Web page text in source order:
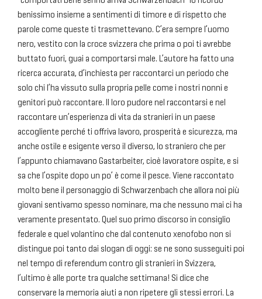
benissimo insieme a sentimenti di timore e di rispetto che
parole come queste ti trasmettevano. C’era sempre l’uomo
nero, vestito con la croce svizzera che prima o poi ti avrebbe
buttato fuori, guai a comportarsi male. L’autore ha fatto una
ricerca accurata, d’inchiesta per raccontarci un periodo che
solo chi l’ha vissuto sulla propria pelle come i nostri nonni e
genitori può raccontare. Il loro pudore nel raccontarsi e nel
raccontare un’esperienza di vita da stranieri in un paese
accogliente perché ti offriva lavoro, prosperità e sicurezza, ma
anche ostile e esigente verso il diverso, lo straniero che per
l’appunto chiamavano Gastarbeiter, cioè lavoratore ospite, e si
sa che l’ospite dopo un po’ è come il pesce. Viene raccontato
molto bene il personaggio di Schwarzenbach che allora noi più
giovani sentivamo spesso nominare, ma che nessuno mai ci ha
veramente presentato. Quel suo primo discorso in consiglio
federale e quel volantino che dal contenuto xenofobo non si
distingue poi tanto dai slogan di oggi: se ne sono susseguiti poi
nel tempo di referendum contro gli stranieri in Svizzera,
l’ultimo è alle porte tra qualche settimana! Si dice che
conservare la memoria aiuti a non ripetere gli stessi errori. La